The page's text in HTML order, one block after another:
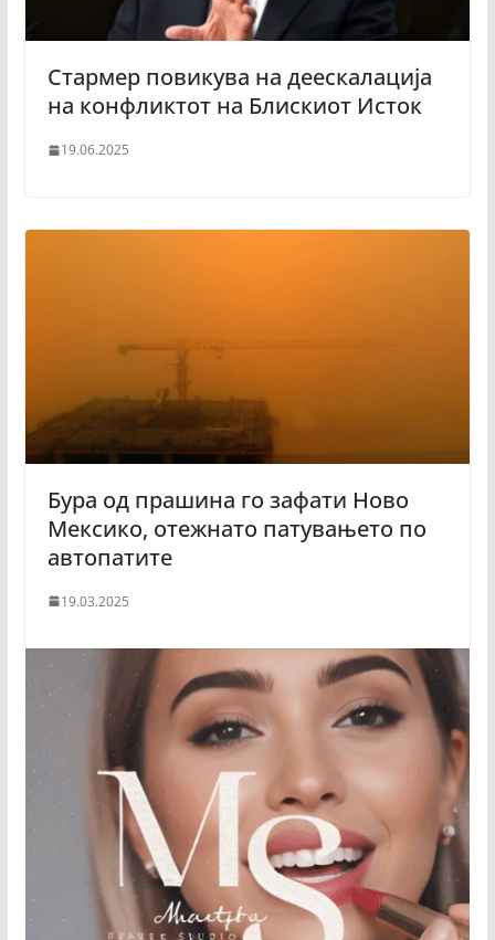
Стармер повикува на деескалација
на конфликтот на Блискиот Исток
19.06.2025
Бура од прашина го зафати Ново
Мексико, отежнато патувањето по
автопатите
19.03.2025